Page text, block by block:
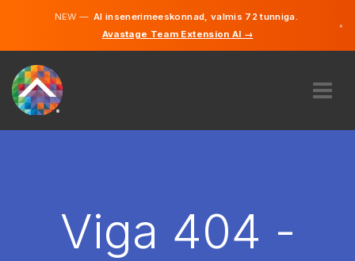
NEW —AI insenerimeeskonnad, valmis 72 tunniga.
Avastage Team Extension AI →
×
PALKAMAViga 404 -